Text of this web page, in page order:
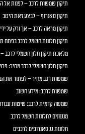
תיקון שמשות לרכב – לפנות אל
תיקון סאנרוף – לבצע זאת היטב
תיקון מראה לרכב – אך ורק על
תיקון חלונות חשמל לרכב בפתח
מלאכת תיקון חלון חשמלי לרכב –
תיקון חלון חשמלי לרכב מחיר:
שמשות רכב מחיר – לפתור את
שמשות לרכב: מידע חשוב
שמשה קדמית לרכב: שיטות
מנגנונים לחלונות חשמל לרכב
חלונות גג סאנרופים לרכבים